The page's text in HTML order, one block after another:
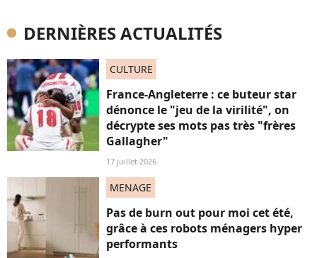
DERNIÈRES ACTUALITÉS
CULTURE
France-Angleterre : ce buteur star
dénonce le "jeu de la virilité", on
décrypte ses mots pas très "frères
Gallagher"
17 juillet 2026
MENAGE
Pas de burn out pour moi cet été,
grâce à ces robots ménagers hyper
performants